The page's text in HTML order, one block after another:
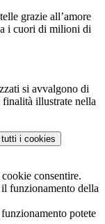
grazie all’amore
i cuori di milioni di
si avvalgono di
illustrate nella
i cookies
consentire.
funzionamento della
potete